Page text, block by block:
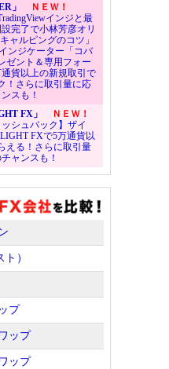
」
ＮＥＷ！
インジと最
完了で小林芳彦オリ
ャルピングのコツ」
ンジケーター「コバ
ゼント＆専用フォー
貨以上の新規取引で
！さらに取引量に応
スも！
FX」
ＮＥＷ！
ッシュバック】ザイ
FXで5万通貨以
える！さらに取引量
ャンスも！
）
プ
ップ
ップ